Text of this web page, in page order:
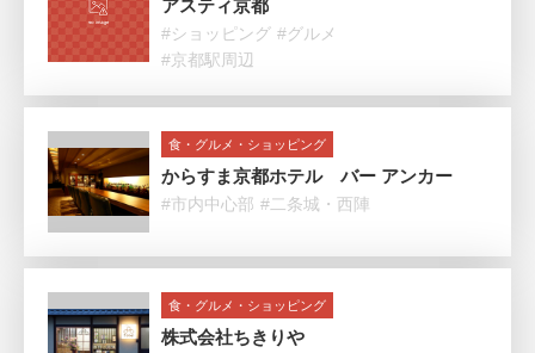
アスティ京都
#ショッピング #グルメ
#京都駅周辺
食・グルメ・ショッピング
からすま京都ホテル バー アンカー
#市内中心部 #二条城・西陣
食・グルメ・ショッピング
株式会社ちきりや